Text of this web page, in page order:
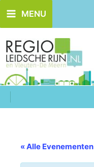
naar
de
inhoud
MENU
« Alle Evenementen